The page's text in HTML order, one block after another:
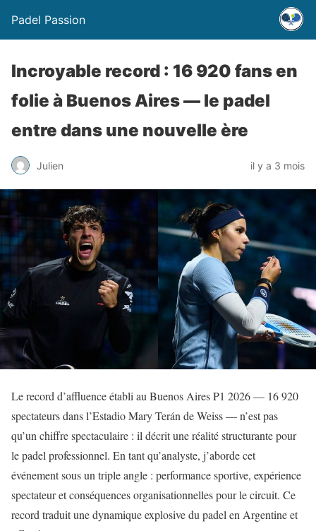
Padel Passion
Incroyable record : 16 920 fans en
folie à Buenos Aires — le padel
entre dans une nouvelle ère
Julien il y a 3 mois
Le record d’affluence établi au Buenos Aires P1 2026 — 16 920
spectateurs dans l’Estadio Mary Terán de Weiss — n’est pas
qu’un chiffre spectaculaire : il décrit une réalité structurante pour
le padel professionnel. En tant qu’analyste, j’aborde cet
événement sous un triple angle : performance sportive, expérience
spectateur et conséquences organisationnelles pour le circuit. Ce
record traduit une dynamique explosive du padel en Argentine et